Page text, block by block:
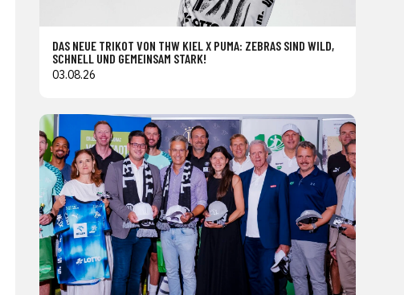
DAS NEUE TRIKOT VON THW KIEL X PUMA: ZEBRAS SIND WILD,
SCHNELL UND GEMEINSAM STARK!
03.08.26